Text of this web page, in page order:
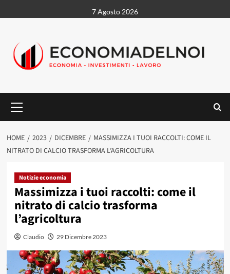
al
7 Agosto 2026
principale
HOME 2023 DICEMBRE
MASSIMIZZA I TUOI RACCOLTI: COME IL
NITRATO DI CALCIO TRASFORMA L’AGRICOLTURA
Notizie economia
Massimizza i tuoi raccolti: come il
nitrato di calcio trasforma
l’agricoltura
Claudio 29 Dicembre 2023